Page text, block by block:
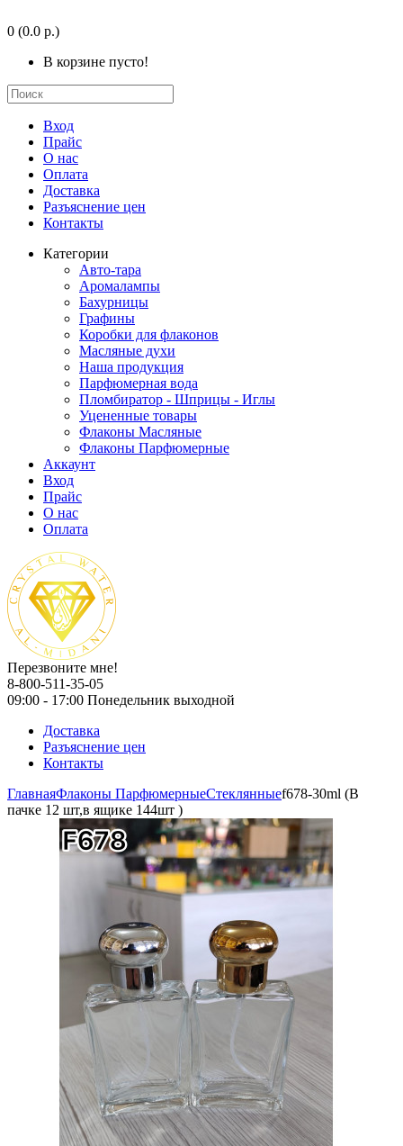
0 (0.0 р.)
В корзине пусто!
Вход
Прайс
О нас
Оплата
Доставка
Разъяснение цен
Контакты
Категории
Авто-тара
Аромалампы
Бахурницы
Графины
Коробки для флаконов
Масляные духи
Наша продукция
Парфюмерная вода
Пломбиратор - Шприцы - Иглы
Уцененные товары
Флаконы Масляные
Флаконы Парфюмерные
Аккаунт
Вход
Прайс
О нас
Оплата
Перезвоните мне!
8-800-511-35-05
09:00 - 17:00 Понедельник выходной
Доставка
Разъяснение цен
Контакты
ГлавнаяФлаконы ПарфюмерныеСтеклянныеf678-30ml (В
пачке 12 шт,в ящике 144шт )